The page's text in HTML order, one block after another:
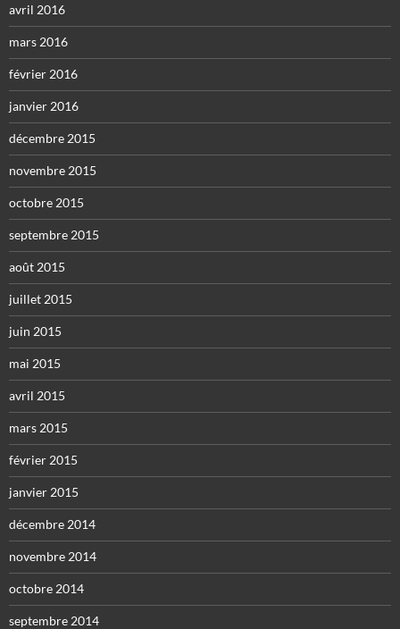
avril 2016
mars 2016
février 2016
janvier 2016
décembre 2015
novembre 2015
octobre 2015
septembre 2015
août 2015
juillet 2015
juin 2015
mai 2015
avril 2015
mars 2015
février 2015
janvier 2015
décembre 2014
novembre 2014
octobre 2014
septembre 2014